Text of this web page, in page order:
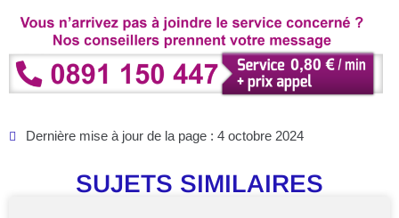
Dernière mise à jour de la page : 4 octobre 2024
SUJETS SIMILAIRES